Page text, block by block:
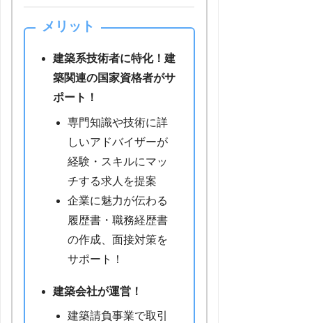
メリット
建築系技術者に特化！建
築関連の国家資格者がサ
ポート！
専門知識や技術に詳
しいアドバイザーが
経験・スキルにマッ
チする求人を提案
企業に魅力が伝わる
履歴書・職務経歴書
の作成、面接対策を
サポート！
建築会社が運営！
建築請負事業で取引